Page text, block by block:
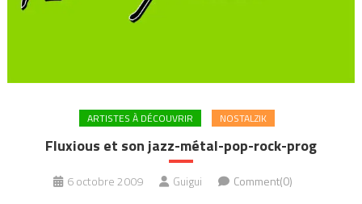
ARTISTES À DÉCOUVRIR NOSTALZIK
Fluxious et son jazz-métal-pop-rock-prog
6 octobre 2009 Guigui Comment(0)